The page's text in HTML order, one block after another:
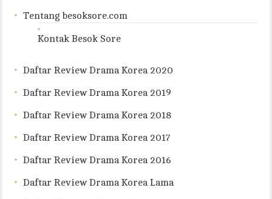
Tentang besoksore.com
Kontak Besok Sore
Daftar Review Drama Korea 2020
Daftar Review Drama Korea 2019
Daftar Review Drama Korea 2018
Daftar Review Drama Korea 2017
Daftar Review Drama Korea 2016
Daftar Review Drama Korea Lama